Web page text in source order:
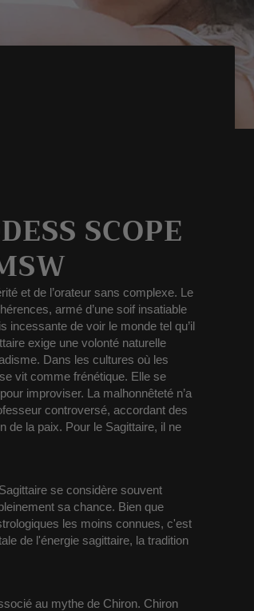
SCOPE
et de l’orateur sans complexe.
Le
armé d’une soif insatiable
incessante de voir le monde tel qu’il
exige une volonté naturelle
Dans les cultures où les
vit comme frénétique. Elle se
improviser. La malhonnêteté n’a
controversé, accordant des
de la paix. Pour le Sagittaire, il ne
se considère souvent
sa chance. Bien que
les moins connues, c'est
de l'énergie sagittaire, la tradition
au mythe de Chiron. Chiron